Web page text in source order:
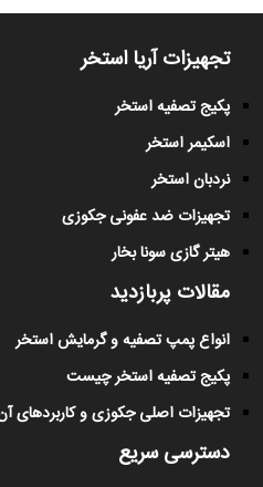
تجهیزات آریا استخر
پکیج تصفیه استخر
اسکیمر استخر
نردبان استخر
تجهیزات ضد عفونی جکوزی
هیتر گازی سونا بخار
مقالات پربازدید
انواع پمپ تصفیه و گرمایش استخر
پکیج تصفیه استخر چیست
تجهیزات اصلی جکوزی و کاربردهای
دسترسی سریع